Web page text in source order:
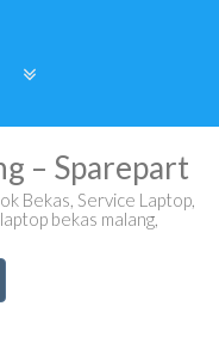
– Sparepart
Bekas, Service Laptop,
bekas malang,